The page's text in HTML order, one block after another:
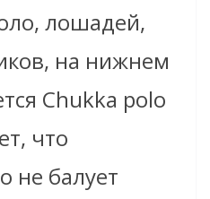
лошадей,
на нижнем
Chukka polo
что
не балует